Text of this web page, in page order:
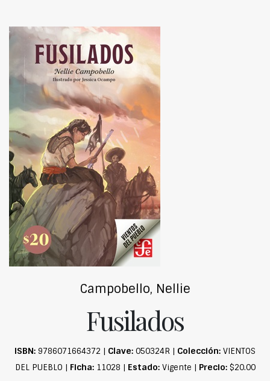
Campobello, Nellie
Fusilados
ISBN: 9786071664372 | Clave: 050324R | Colección: VIENTOS
DEL PUEBLO | Ficha:11028 | Estado:Vigente | Precio:$20.00